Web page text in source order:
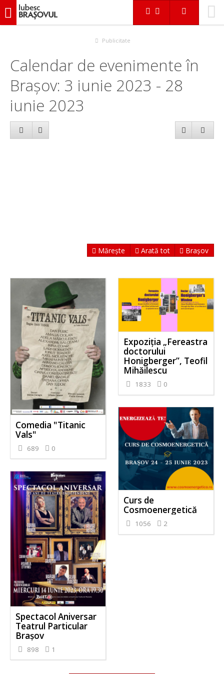
iubescbraşovul.ro
Publicitate
Calendar de evenimente în
Brașov: 3 iunie 2023 - 28
iunie 2023
Mărește Arată tot Brașov
Comedia "Titanic
Vals"
689 0
Expoziția „Fereastra
doctorului
Honigberger”, Teofil
Mihăilescu
1833 0
Curs de
Cosmoenergetică
1056 2
Spectacol Aniversar
Teatrul Particular
Brașov
898 1